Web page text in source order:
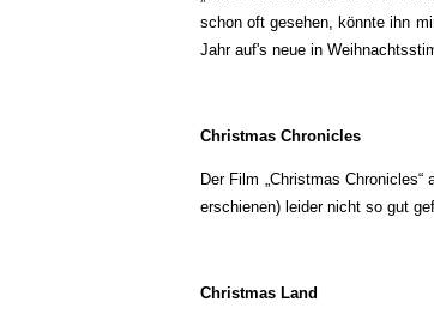
schon oft gesehen, könnte ihn
Jahr auf's neue in
Christmas Chronicles
Der Film „Christmas
erschienen) leider nicht so gut
Christmas Land